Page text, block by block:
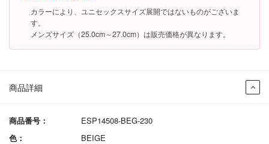
商品詳細
商品番号：
ESP14508-BEG-230
色：
BEIGE
カラーにより、ユニセックスサイズ展開ではないものがございま
す。
メンズサイズ（25.0cm～27.0cm）は販売価格が異なります。